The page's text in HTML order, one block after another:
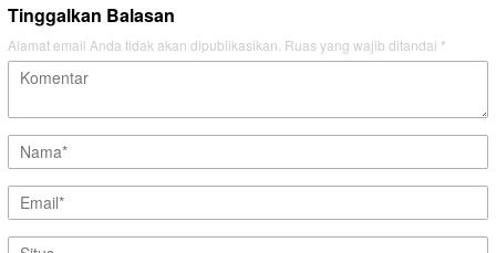
Tinggalkan Balasan
Alamat email Anda tidak akan dipublikasikan. Ruas yang wajib ditandai *